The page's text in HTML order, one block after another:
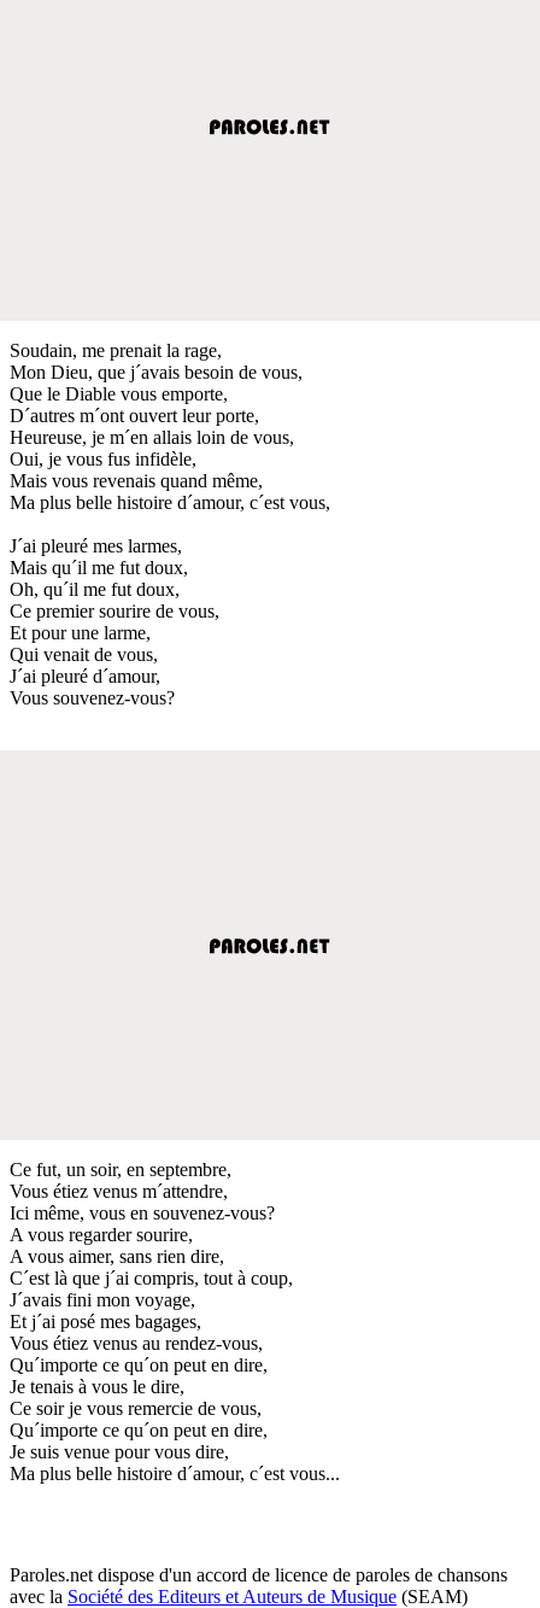
Soudain, me prenait la rage,
Mon Dieu, que j´avais besoin de vous,
Que le Diable vous emporte,
D´autres m´ont ouvert leur porte,
Heureuse, je m´en allais loin de vous,
Oui, je vous fus infidèle,
Mais vous revenais quand même,
Ma plus belle histoire d´amour, c´est vous,
J´ai pleuré mes larmes,
Mais qu´il me fut doux,
Oh, qu´il me fut doux,
Ce premier sourire de vous,
Et pour une larme,
Qui venait de vous,
J´ai pleuré d´amour,
Vous souvenez-vous?
Ce fut, un soir, en septembre,
Vous étiez venus m´attendre,
Ici même, vous en souvenez-vous?
A vous regarder sourire,
A vous aimer, sans rien dire,
C´est là que j´ai compris, tout à coup,
J´avais fini mon voyage,
Et j´ai posé mes bagages,
Vous étiez venus au rendez-vous,
Qu´importe ce qu´on peut en dire,
Je tenais à vous le dire,
Ce soir je vous remercie de vous,
Qu´importe ce qu´on peut en dire,
Je suis venue pour vous dire,
Ma plus belle histoire d´amour, c´est vous...
Paroles.net dispose d'un accord de licence de paroles de chansons
avec la Société des Editeurs et Auteurs de Musique (SEAM)